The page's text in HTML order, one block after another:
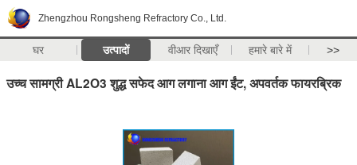
Zhengzhou Rongsheng Refractory Co., Ltd.
घर उत्पादों वीआर दिखाएँ हमारे बारे में >>
उच्च सामग्री AL2O3 शुद्ध सफेद आग लगाना आग ईंट, अपवर्तक फायरब्रिक